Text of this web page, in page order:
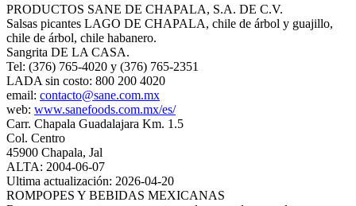
PRODUCTOS SANE DE CHAPALA, S.A. DE C.V.
Salsas picantes LAGO DE CHAPALA, chile de árbol y guajillo,
chile de árbol, chile habanero.
Sangrita DE LA CASA.
Tel: (376) 765-4020 y (376) 765-2351
LADA sin costo: 800 200 4020
email: contacto@sane.com.mx
web: www.sanefoods.com.mx/es/
Carr. Chapala Guadalajara Km. 1.5
Col. Centro
45900 Chapala, Jal
ALTA: 2004-06-07
Ultima actualización: 2026-04-20
ROMPOPES Y BEBIDAS MEXICANAS